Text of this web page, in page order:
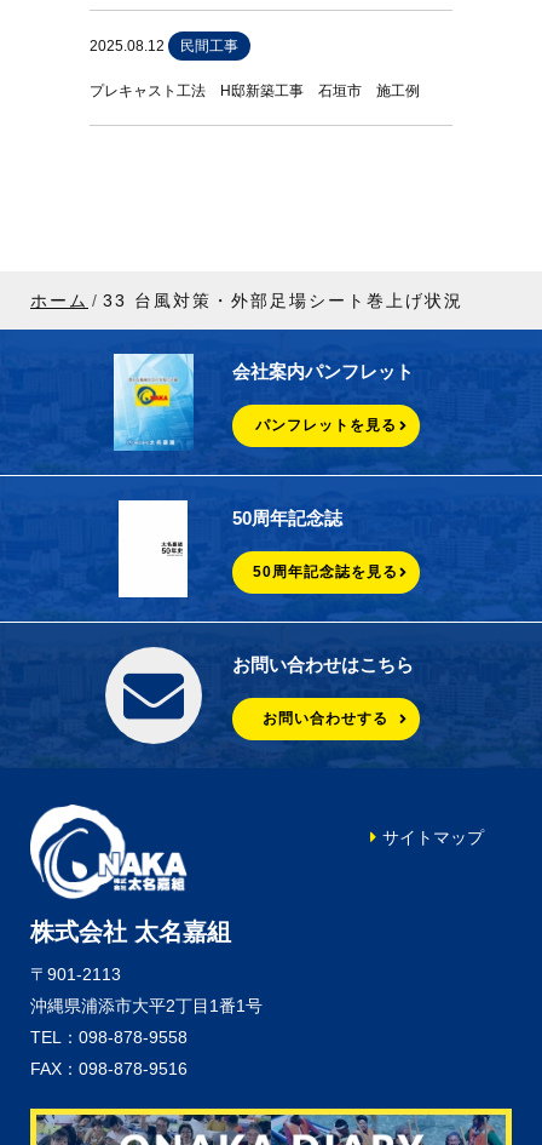
2025.08.12 民間工事
プレキャスト工法 H邸新築工事 石垣市 施工例
ホーム 33 台風対策・外部足場シート巻上げ状況
会社案内パンフレット
パンフレットを見る
50周年記念誌
50周年記念誌を見る
お問い合わせはこちら
お問い合わせする
株式会社 太名嘉組
〒901-2113
沖縄県浦添市大平2丁目1番1号
TEL：098-878-9558
FAX：098-878-9516
サイトマップ